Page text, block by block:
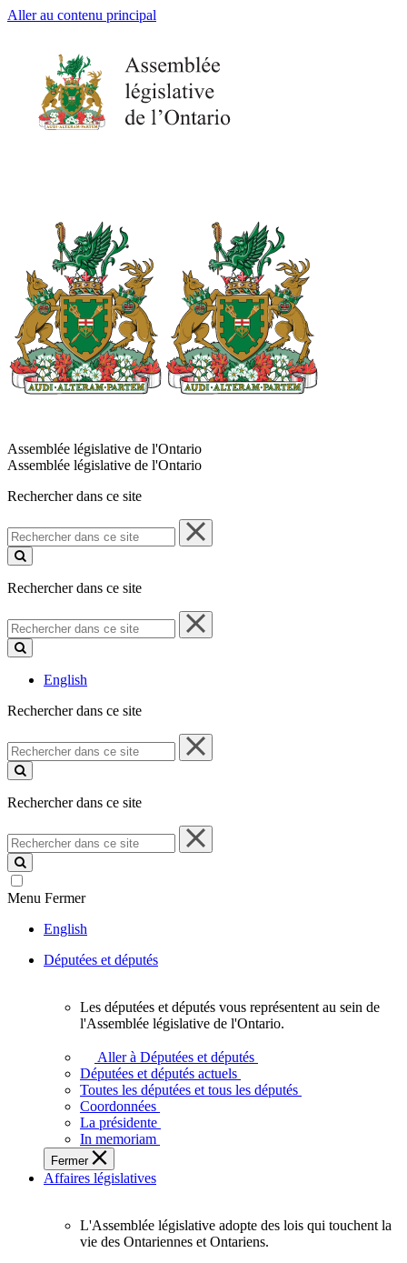
Aller au contenu principal
Assemblée législative de l'Ontario
Assemblée législative de l'Ontario
Rechercher dans ce site
Rechercher
dans
ce
Rechercher dans ce site
Rechercher
dans
ce
English
Rechercher dans ce site
Rechercher
dans
ce
Rechercher dans ce site
Rechercher
dans
ce
site
Menu Fermer
English
Députées et députés
députés
vous
représentent
sein
de
l'Assemblée
législative
l'Ontario.
Les députées et députés vous représentent au sein de
l'Assemblée législative de l'Ontario.
Aller à Députées et députés
Députées et députés actuels
Toutes les députées et tous les députés
Coordonnées
La présidente
In memoriam
Fermer
Affaires législatives
L'Assemblée
L'Assemblée législative adopte des lois qui touchent la
vie des Ontariennes et Ontariens.